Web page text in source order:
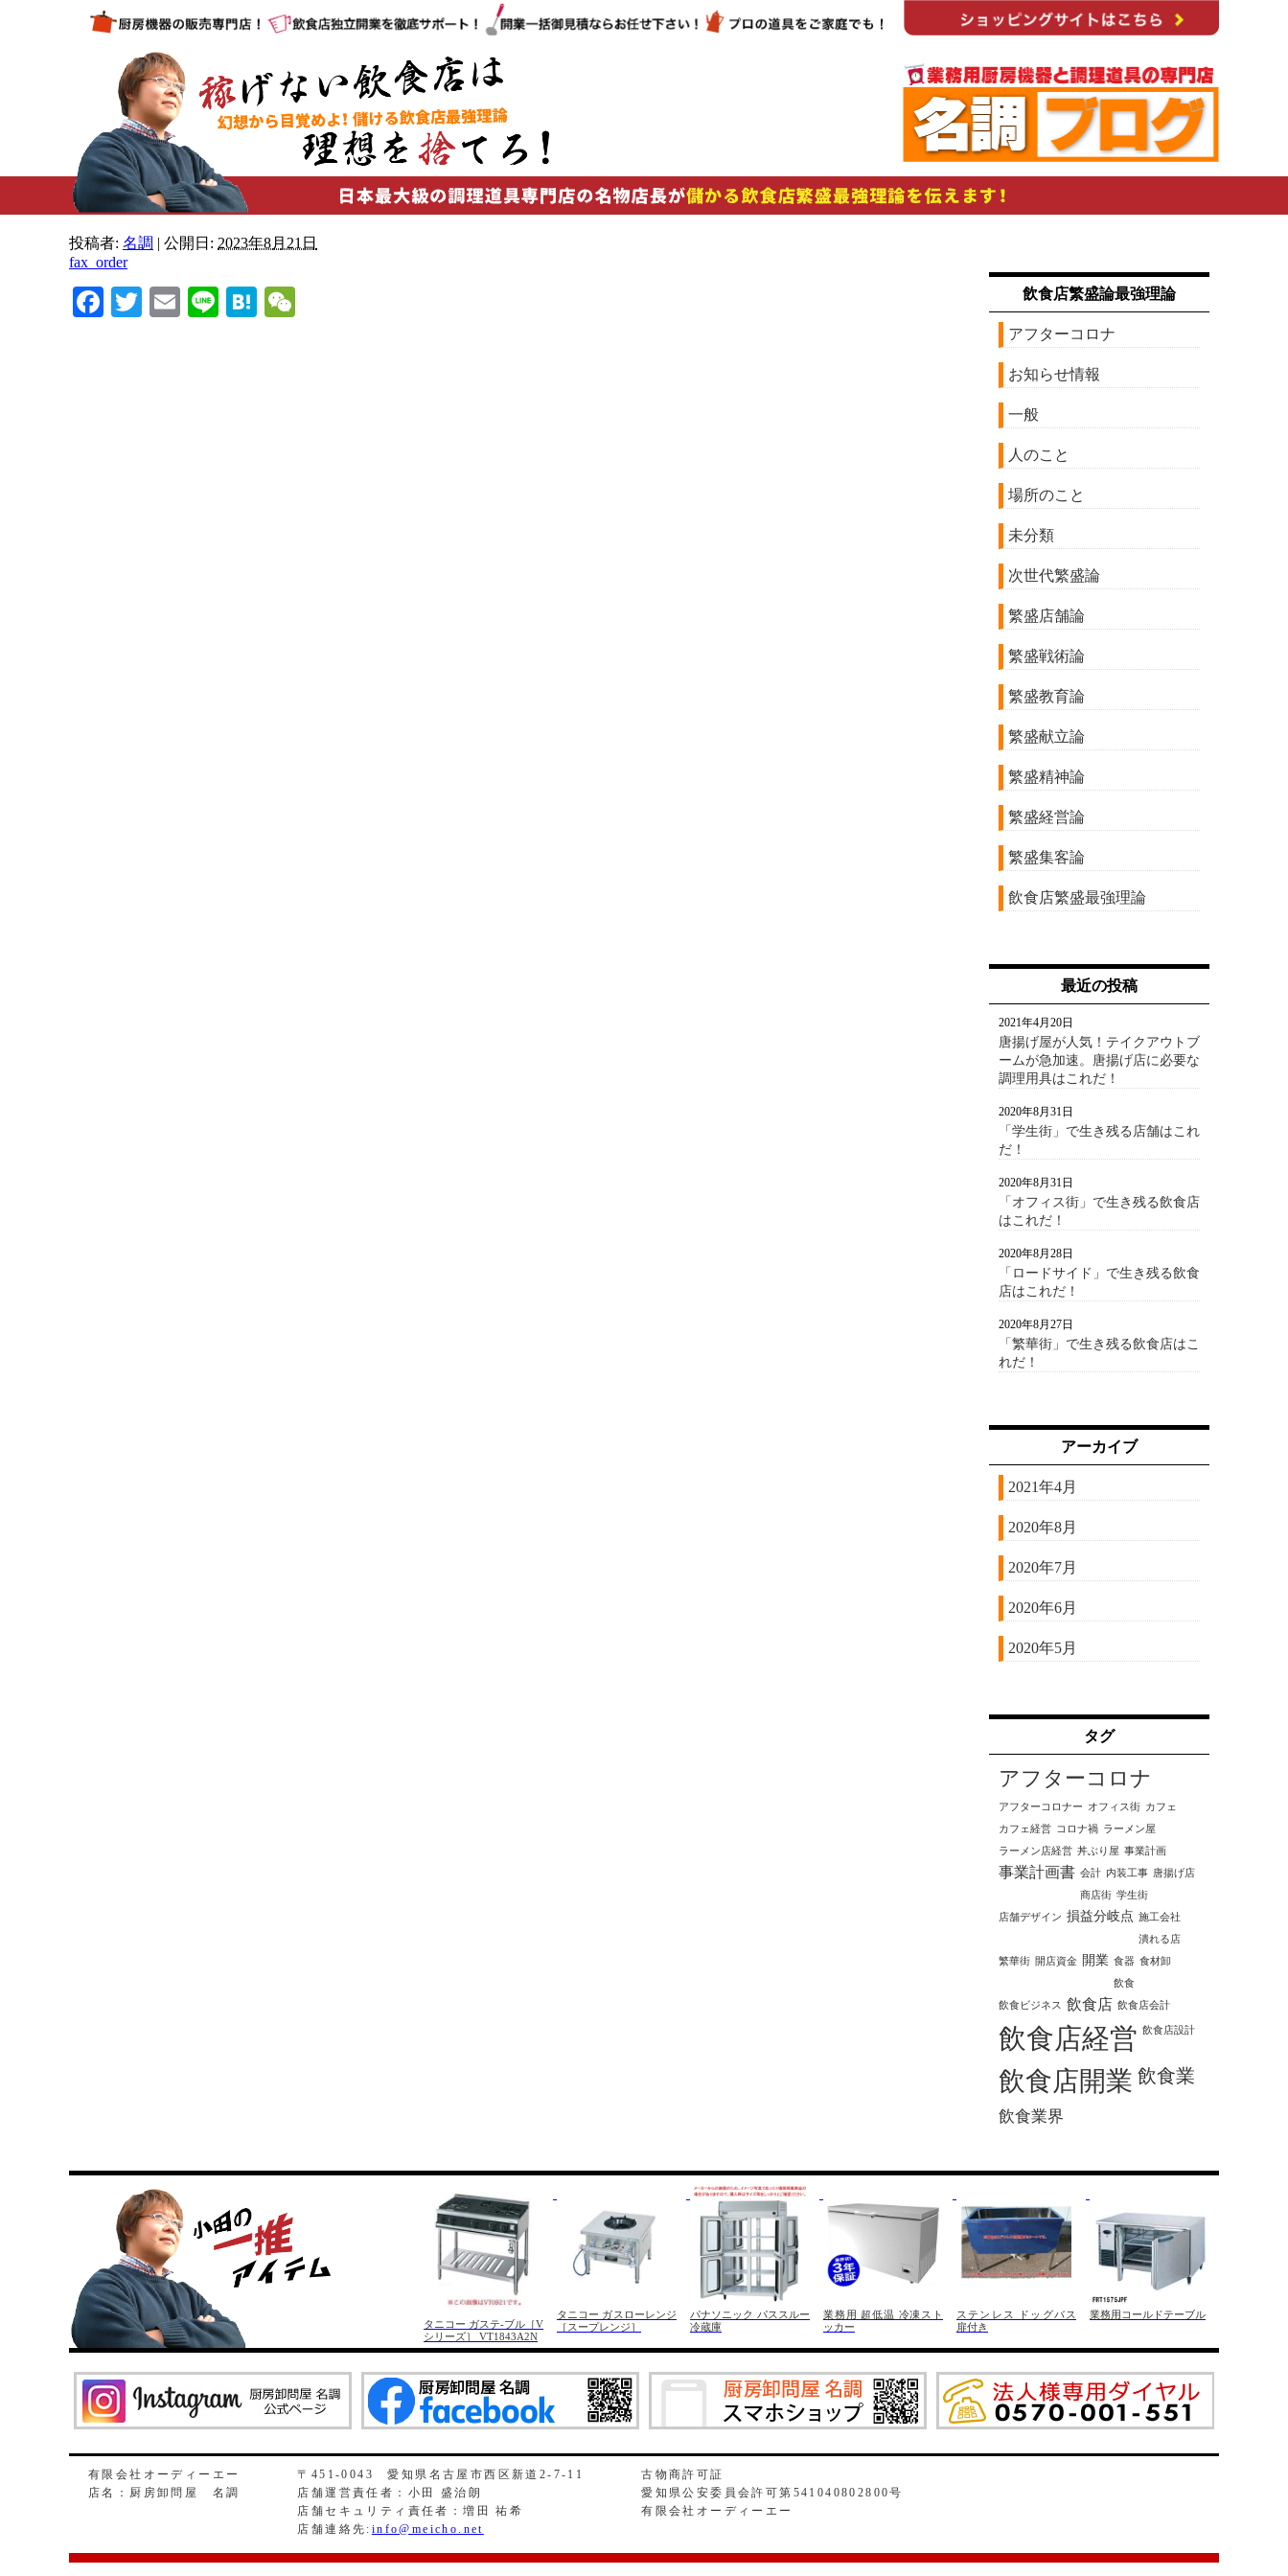
投稿者: 名調 | 公開日: 2023年8月21日
fax_order
Facebook
TwitterEmailLineHatena 飲食店繁盛論最強理論
アフターコロナ
お知らせ情報
一般
人のこと
場所のこと
未分類
次世代繁盛論
繁盛店舗論
繁盛戦術論
繁盛教育論
繁盛献立論
繁盛精神論
繁盛経営論
繁盛集客論
飲食店繁盛最強理論
最近の投稿
唐揚げ屋が人気！テイクアウトブ
ームが急加速。唐揚げ店に必要な
調理用具はこれだ！
2021年4月20日
「学生街」で生き残る店舗はこれ
だ！
2020年8月31日
「オフィス街」で生き残る飲食店
はこれだ！
2020年8月31日
「ロードサイド」で生き残る飲食
店はこれだ！
2020年8月28日
「繁華街」で生き残る飲食店はこ
れだ！
2020年8月27日
アーカイブ
2021年4月
2020年8月
2020年7月
2020年6月
2020年5月
タグ
アフターコロナ
アフターコロナー オフィス街 カフェ
カフェ経営 コロナ禍 ラーメン屋
ラーメン店経営 丼ぶり屋 事業計画
事業計画書 会計 内装工事 唐揚げ店
商店街 学生街
店舗デザイン 損益分岐点 施工会社
潰れる店
繁華街 開店資金 開業 食器 食材卸
飲食
飲食ビジネス 飲食店 飲食店会計
飲食店経営 飲食店設計
飲食店開業 飲食業
飲食業界
タニコー ガステ-ブル［V
シリーズ］ VT1843A2N
タニコー ガスローレンジ
［スープレンジ］
パナソニック パススルー
冷蔵庫
業務用 超低温 冷凍スト
ッカー
ステンレス ドッグバス
扉付き
業務用コールドテーブル
有限会社オーディーエー
店名：厨房卸問屋 名調
〒451-0043 愛知県名古屋市西区新道2-7-11
店舗運営責任者：小田 盛治朗
店舗セキュリティ責任者：増田 祐希
店舗連絡先: info@meicho.net
古物商許可証
愛知県公安委員会許可第541040802800号
有限会社オーディーエー